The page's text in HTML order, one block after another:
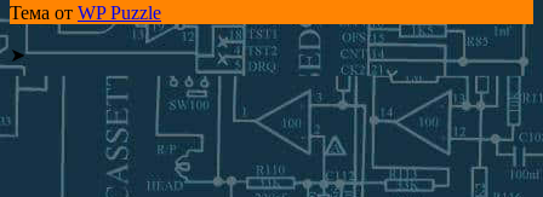
Тема от WP Puzzle
➤